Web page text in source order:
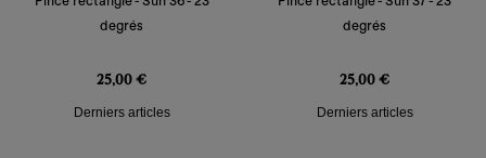
degrés
25,00 €
Derniers articles
degrés
25,00 €
Derniers articles